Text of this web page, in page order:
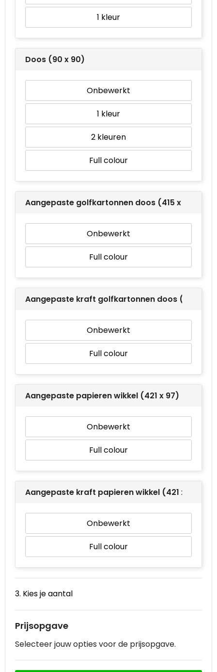
1
Doos (90 x 90)
Onbewerkt
1
2
Full colour
Aangepaste golfkartonnen doos (415 x 262)
Onbewerkt
Full colour
Aangepaste kraft golfkartonnen doos (415 x
Onbewerkt
Full colour
Aangepaste papieren wikkel (421 x 97)
Onbewerkt
Full colour
Aangepaste kraft papieren wikkel (421 x 97)
Onbewerkt
Full colour
3. Kies je aantal
Prijsopgave
Selecteer jouw opties voor de prijsopgave.